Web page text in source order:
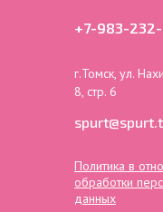
+7-983-
г.Томск, ул.
8, стр. 6
Политика в
обработки
данных